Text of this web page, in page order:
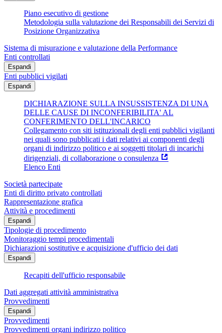
Piano esecutivo di gestione
Metodologia sulla valutazione dei Responsabili dei Servizi di
Posizione Organizzativa
Sistema di misurazione e valutazione della Performance
Enti controllati
Espandi
Enti pubblici vigilati
Espandi
DICHIARAZIONE SULLA INSUSSISTENZA DI UNA
DELLE CAUSE DI INCONFERIBILITA' AL
CONFERIMENTO DELL'INCARICO
Collegamento con siti istituzionali degli enti pubblici vigilanti
nei quali sono pubblicati i dati relativi ai componenti degli
organi di indirizzo politico e ai soggetti titolari di incarichi
dirigenziali, di collaborazione o consulenza
Elenco Enti
Società partecipate
Enti di diritto privato controllati
Rappresentazione grafica
Attività e procedimenti
Espandi
Tipologie di procedimento
Monitoraggio tempi procedimentali
Dichiarazioni sostitutive e acquisizione d'ufficio dei dati
Espandi
Recapiti dell'ufficio responsabile
Dati aggregati attività amministrativa
Provvedimenti
Espandi
Provvedimenti
Provvedimenti organi indirizzo politico